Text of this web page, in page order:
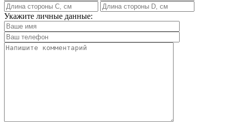
Укажите личные данные: